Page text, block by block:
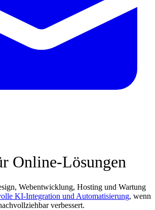
Online-Lösungen
Webentwicklung, Hosting und Wartung
KI-Integration und Automatisierung, wenn
verbessert.